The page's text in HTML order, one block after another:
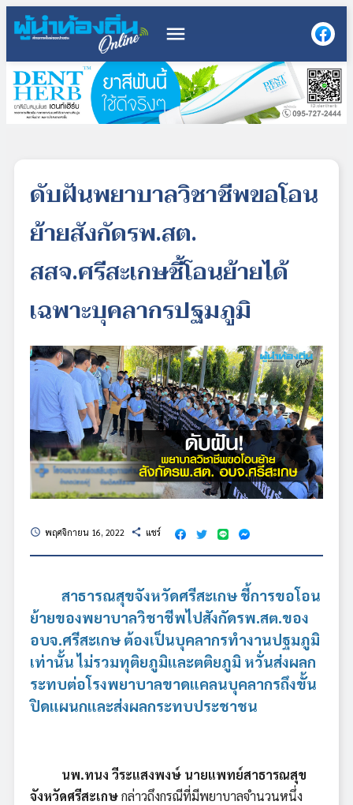
menu
ดับฝันพยาบาลวิชาชีพขอโอน
ย้ายสังกัดรพ.สต.
สสจ.ศรีสะเกษชี้โอนย้ายได้
เฉพาะบุคลากรปฐมภูมิ
schedule พฤศจิกายน 16, 2022 share แชร์
สาธารณสุขจังหวัดศรีสะเกษ ชี้การขอโอน
ย้ายของพยาบาลวิชาชีพไปสังกัดรพ.สต.ของ
อบจ.ศรีสะเกษ ต้องเป็นบุคลากรทำงานปฐมภูมิ
เท่านั้น ไม่รวมทุติยภูมิและตติยภูมิ หวั่นส่งผลก
ระทบต่อโรงพยาบาลขาดแคลนบุคลากรถึงขั้น
ปิดแผนกและส่งผลกระทบประชาชน
นพ.ทนง วีระแสงพงษ์ นายแพทย์สาธารณสุข
จังหวัดศรีสะเกษกล่าวถึงกรณีที่มีพยาบาลจำนวนหนึ่ง